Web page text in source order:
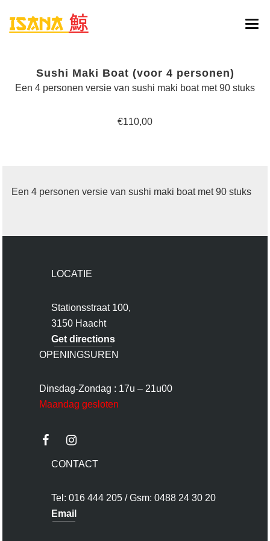
ONLINE BESTELLEN
Sushi Maki Boat (voor 4 personen)
Een 4 personen versie van sushi maki boat met 90 stuks
€110,00
Een 4 personen versie van sushi maki boat met 90 stuks
LOCATIE
Stationsstraat 100,
3150 Haacht
Get directions
OPENINGSUREN
Dinsdag-Zondag : 17u – 21u00
Maandag gesloten
CONTACT
Tel: 016 444 205 / Gsm: 0488 24 30 20
Email